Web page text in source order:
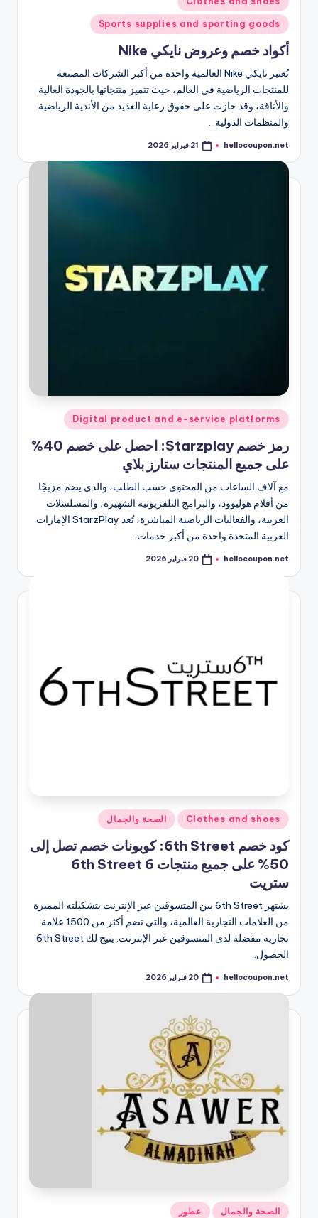
في
Sports supplies and sporting goods
أكواد خصم وعروض نايكي Nike
تُعتبر نايكي Nike العالمية واحدة من أكبر الشركات المصنعة
للمنتجات الرياضية في العالم، حيث تتميز منتجاتها بالجودة العالية
والأناقة، وقد حازت على حقوق رعاية العديد من الأندية الرياضية
والمنظمات الدولية…
تمّ
بواسطة
hellocoupon.net 21 فبراير 2026
نُشر
في
Digital product and e-service platforms
رمز خصم Starzplay: احصل على خصم 40%
على جميع المنتجات ستارز بلاي
مع آلاف الساعات من المحتوى حسب الطلب، والذي يضم مزيجًا
من أفلام هوليوود، والبرامج التلفزيونية الشهيرة، والمسلسلات
العربية، والفعاليات الرياضية المباشرة، تُعد StarzPlay الإمارات
العربية المتحدة واحدة من أكبر خدمات…
تمّ
بواسطة
hellocoupon.net 20 فبراير 2026
نُشر
في
Clothes and shoes الصحة والجمال
كود خصم 6th Street: كوبونات خصم تصل إلى
50% على جميع منتجات 6th Street 6
ستريت
يشتهر 6th Street بين المتسوقين عبر الإنترنت بتشكيلته المميزة
من العلامات التجارية العالمية، والتي تضم أكثر من 1500 علامة
تجارية مفضلة لدى المتسوقين عبر الإنترنت. يتيح لك 6th Street
الحصول…
تمّ
بواسطة
hellocoupon.net 20 فبراير 2026
نُشرالصحة والجمال عطور